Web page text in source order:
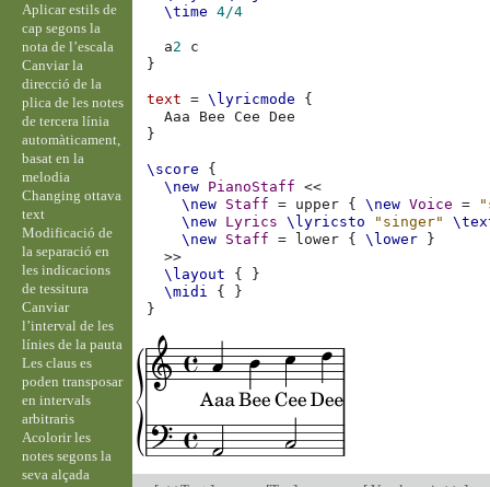
\time
4/4
a2
c
}
text = \lyricmode
{
Aaa
Bee Cee
}
\score
{
\new PianoStaff
<<
\new Staff = upper { \new Voice =
\new Lyrics \lyricsto "singer"
\new Staff = lower { \lower
}
>>
\layout
{
}
\midi
{
}
}
Aplicar estils de
cap segons la
nota de l’escala
Canviar la
direcció de la
plica de les notes
de tercera línia
automàticament,
basat en la
melodia
Changing ottava
text
Modificació de
la separació en
les indicacions
de tessitura
Canviar
l’interval de les
línies de la pauta
Les claus es
poden transposar
en intervals
arbitraris
Acolorir les
notes segons la
seva alçada